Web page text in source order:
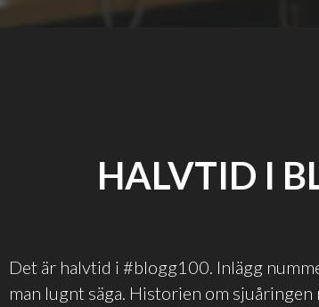
HALVTID I
Det är halvtid i #blogg100. Inlägg
man lugnt säga. Historien om